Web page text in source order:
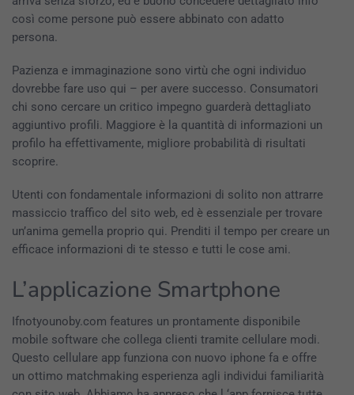
così come persone può essere abbinato con adatto
persona.
Pazienza e immaginazione sono virtù che ogni individuo
dovrebbe fare uso qui – per avere successo. Consumatori
chi sono cercare un critico impegno guarderà dettagliato
aggiuntivo profili. Maggiore è la quantità di informazioni un
profilo ha effettivamente, migliore probabilità di risultati
scoprire.
Utenti con fondamentale informazioni di solito non attrarre
massiccio traffico del sito web, ed è essenziale per trovare
un’anima gemella proprio qui. Prenditi il ​​tempo per creare un
efficace informazioni di te stesso e tutti le cose ami.
L’applicazione Smartphone
Ifnotyounoby.com features un prontamente disponibile
mobile software che collega clienti tramite cellulare modi.
Questo cellulare app funziona con nuovo iphone fa e offre
un ottimo matchmaking esperienza agli individui familiarità